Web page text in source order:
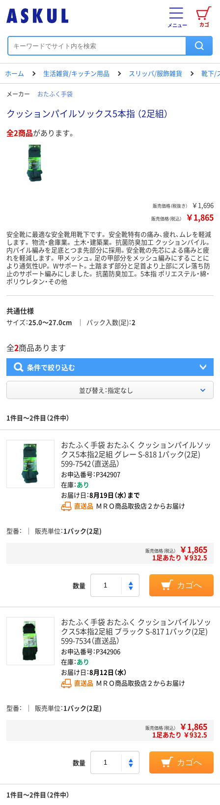
カゴ
メニュー
ホーム 生活雑貨/キッチン用品 スリッパ/服飾雑貨 靴下/
メーカー おたふく手袋
クッションパイルソックス5本指 （2足組）
全2商品があります。
販売価格（税抜き） ￥1,696
販売価格（税込） ￥1,865
安全靴に最適な安全靴用靴下です。 安全靴特有の痛み、疲れ、ムレを軽減
します。 物流・倉庫業。 土木・建築業。 抗菌防臭加工 クッションパイル。
内パイル編みを足底とつま先部分に採用。安全靴の先芯による痛みと疲
れを軽減します。 甲メッシュ。足の甲部分をメッシュ編みにすることに
より通気性UP。 Wサポート。土踏まず部分と足首より上部にズレ落ち防
止のサポート編みにしました。 抗菌防臭加工。 5本指 ポリエステル・綿・
ポリウレタン・その他
共通仕様
サイズ 25.0～27.0cm パック入数(足) 2
全2商品あります
条件で絞り込む
並び替え：指定なし
1件目～2件目（2件中）
おたふく手袋 おたふく クッションパイルソッ
クス5本指2足組 グレー S-818 1パック(2足)
599-7542（直送品）
お申込番号：P342907
在庫：あり
お届け日：8月19日（水）まで
直送品 ＭＲＯ商品取扱店２からお届け
型番 販売単位 1パック(2足)
販売価格（税込） ￥1,865
1足あたり ￥932.5
数量 カゴへ
おたふく手袋 おたふく クッションパイルソッ
クス5本指2足組 ブラック S-817 1パック(2足)
599-7534（直送品）
お申込番号：P342906
在庫：あり
お届け日：8月12日（水）
直送品 ＭＲＯ商品取扱店２からお届け
型番 販売単位 1パック(2足)
販売価格（税込） ￥1,865
1足あたり ￥932.5
数量 カゴへ
1件目～2件目（2件中）